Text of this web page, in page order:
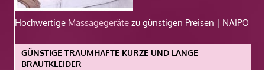
Hochwertige Massagegeräte zu günstigen Preisen | NAIPO
GÜNSTIGE TRAUMHAFTE KURZE UND LANGE
BRAUTKLEIDER